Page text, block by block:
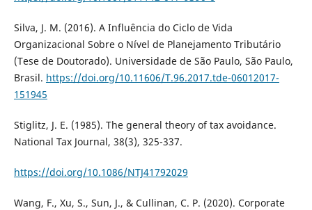
Silva, J. M. (2016). A Influência do Ciclo de Vida
Organizacional Sobre o Nível de Planejamento Tributário
(Tese de Doutorado). Universidade de São Paulo, São Paulo,
Brasil. https://doi.org/10.11606/T.96.2017.tde-06012017-
151945
Stiglitz, J. E. (1985). The general theory of tax avoidance.
National Tax Journal, 38(3), 325-337.
https://doi.org/10.1086/NTJ41792029
Wang, F., Xu, S., Sun, J., & Cullinan, C. P. (2020). Corporate